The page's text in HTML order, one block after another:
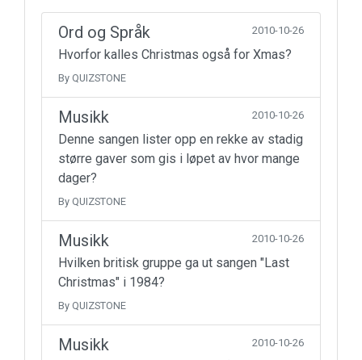
Ord og Språk 2010-10-26
Hvorfor kalles Christmas også for Xmas?
By QUIZSTONE
Musikk 2010-10-26
Denne sangen lister opp en rekke av stadig
større gaver som gis i løpet av hvor mange
dager?
By QUIZSTONE
Musikk 2010-10-26
Hvilken britisk gruppe ga ut sangen "Last
Christmas" i 1984?
By QUIZSTONE
Musikk 2010-10-26